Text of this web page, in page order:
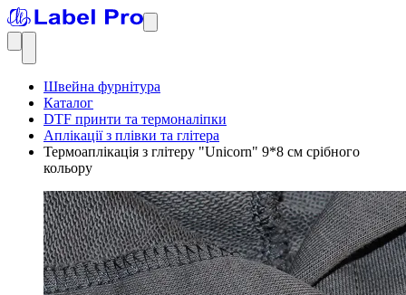
Швейна фурнітура
Каталог
DTF принти та термоналіпки
Аплікації з плівки та глітера
Термоаплікація з глітеру "Unicorn" 9*8 см срібного
кольору